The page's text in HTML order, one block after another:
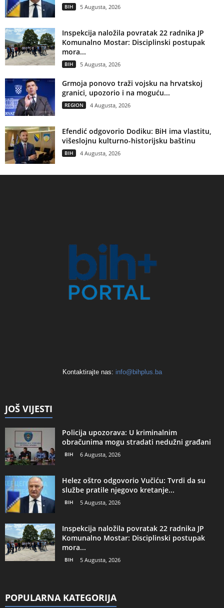
BIH 5 Augusta, 2026
Inspekcija naložila povratak 22 radnika JP
Komunalno Mostar: Disciplinski postupak
mora...
BIH 5 Augusta, 2026
Grmoja ponovo traži vojsku na hrvatskoj
granici, upozorio i na moguću...
REGION 4 Augusta, 2026
Efendić odgovorio Dodiku: BiH ima vlastitu,
višeslojnu kulturno-historijsku baštinu
BIH 4 Augusta, 2026
Kontaktirajte nas: info@bihplus.ba
JOŠ VIJESTI
Policija upozorava: U kriminalnim
obračunima mogu stradati nedužni građani
BIH 6 Augusta, 2026
Helez oštro odgovorio Vučiću: Tvrdi da su
službe pratile njegovo kretanje...
BIH 5 Augusta, 2026
Inspekcija naložila povratak 22 radnika JP
Komunalno Mostar: Disciplinski postupak
mora...
BIH 5 Augusta, 2026
POPULARNA KATEGORIJA